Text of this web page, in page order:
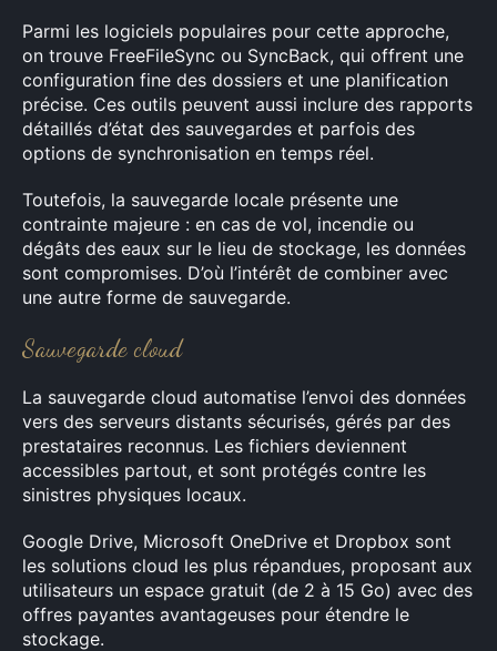
Parmi les logiciels populaires pour cette approche,
on trouve FreeFileSync ou SyncBack, qui offrent une
configuration fine des dossiers et une planification
précise. Ces outils peuvent aussi inclure des rapports
détaillés d’état des sauvegardes et parfois des
options de synchronisation en temps réel.
Toutefois, la sauvegarde locale présente une
contrainte majeure : en cas de vol, incendie ou
dégâts des eaux sur le lieu de stockage, les données
sont compromises. D’où l’intérêt de combiner avec
une autre forme de sauvegarde.
Sauvegarde cloud
La sauvegarde cloud automatise l’envoi des données
vers des serveurs distants sécurisés, gérés par des
prestataires reconnus. Les fichiers deviennent
accessibles partout, et sont protégés contre les
sinistres physiques locaux.
Google Drive, Microsoft OneDrive et Dropbox sont
les solutions cloud les plus répandues, proposant aux
utilisateurs un espace gratuit (de 2 à 15 Go) avec des
offres payantes avantageuses pour étendre le
stockage.
×
Rechercher